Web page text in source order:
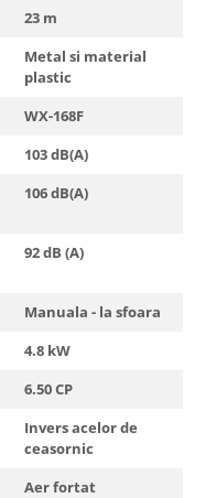
23 m
Metal si material
plastic
WX-168F
103 dB(A)
106 dB(A)
92 dB (A)
Manuala - la sfoara
4.8 kW
6.50 CP
Invers acelor de
ceasornic
Aer fortat